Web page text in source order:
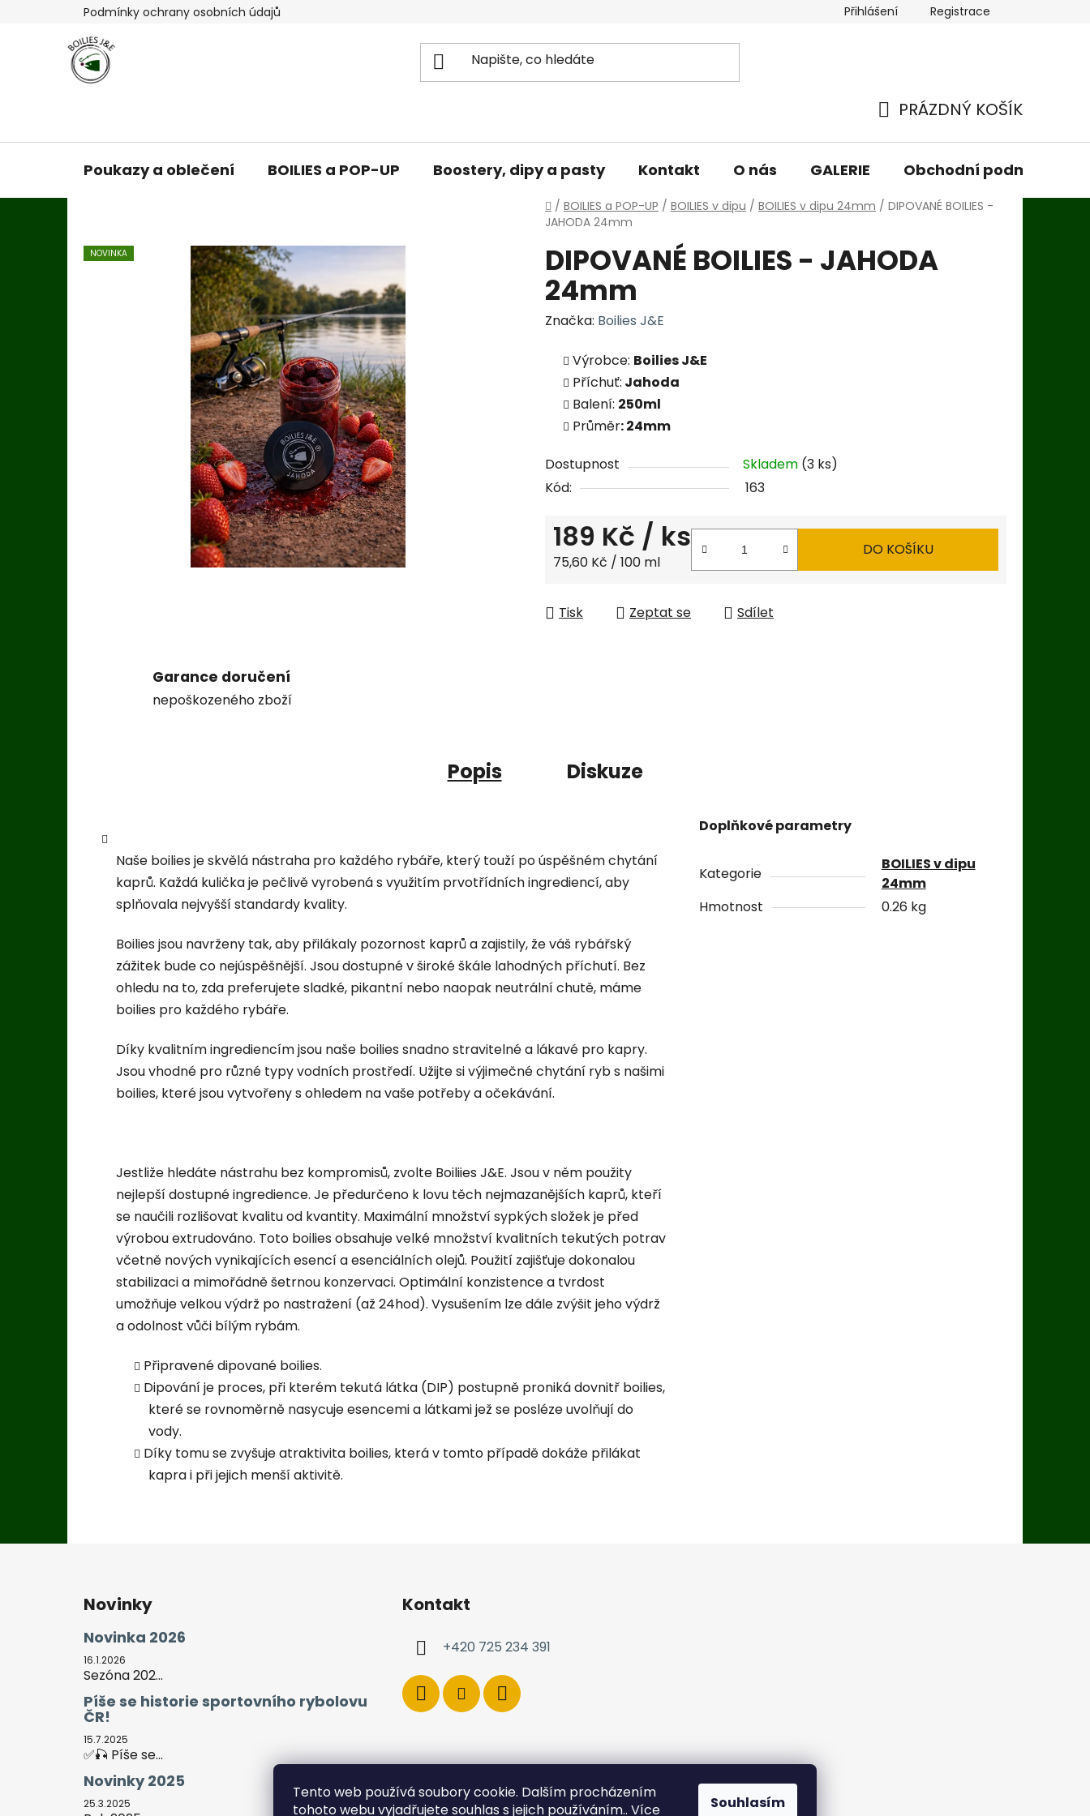
Tento web používá soubory cookie. Dalším procházením
tohoto webu vyjadřujete souhlas s jejich používáním.. Více
Souhlasím
Podmínky ochrany osobních údajů Přihlášení Registrace
KOŠÍK
PRÁZDNÝ KOŠÍK
Poukazy a oblečení BOILIES a POP-UP Boostery, dipy a pasty Kontakt O nás GALERIE Obchodní podmínky
Domů
/ BOILIES a POP-UP / BOILIES v dipu / BOILIES v dipu 24mm / DIPOVANÉ BOILIES -
JAHODA 24mm
DIPOVANÉ BOILIES - JAHODA
24mm
Značka: Boilies J&E
Výrobce: Boilies J&E
Příchuť: Jahoda
Balení: 250ml
Průměr: 24mm
Dostupnost Skladem (3 ks)
Kód:
163
189 Kč / ks
Měrná cena:
75,60 Kč / 100 ml
DO KOŠÍKU
Tisk Zeptat se Sdílet
NOVINKA
Garance doručení
nepoškozeného zboží
Popis Diskuze
Naše boilies je skvělá nástraha pro každého rybáře, který touží po úspěšném chytání
kaprů. Každá kulička je pečlivě vyrobená s využitím prvotřídních ingrediencí, aby
splňovala nejvyšší standardy kvality.
Boilies jsou navrženy tak, aby přilákaly pozornost kaprů a zajistily, že váš rybářský
zážitek bude co nejúspěšnější. Jsou dostupné v široké škále lahodných příchutí. Bez
ohledu na to, zda preferujete sladké, pikantní nebo naopak neutrální chutě, máme
boilies pro každého rybáře.
Díky kvalitním ingrediencím jsou naše boilies snadno stravitelné a lákavé pro kapry.
Jsou vhodné pro různé typy vodních prostředí. Užijte si výjimečné chytání ryb s našimi
boilies, které jsou vytvořeny s ohledem na vaše potřeby a očekávání.
Jestliže hledáte nástrahu bez kompromisů, zvolte Boiliies J&E. Jsou v něm použity
nejlepší dostupné ingredience. Je předurčeno k lovu těch nejmazanějších kaprů, kteří
se naučili rozlišovat kvalitu od kvantity. Maximální množství sypkých složek je před
výrobou extrudováno. Toto boilies obsahuje velké množství kvalitních tekutých potrav
včetně nových vynikajících esencí a esenciálních olejů. Použití zajišťuje dokonalou
stabilizaci a mimořádně šetrnou konzervaci. Optimální konzistence a tvrdost
umožňuje velkou výdrž po nastražení (až 24hod). Vysušením lze dále zvýšit jeho výdrž
a odolnost vůči bílým rybám.
Připravené dipované boilies.
Dipování je proces, při kterém tekutá látka (DIP) postupně proniká dovnitř boilies,
které se rovnoměrně nasycuje esencemi a látkami jež se posléze uvolňují do
vody.
Díky tomu se zvyšuje atraktivita boilies, která v tomto případě dokáže přilákat
kapra i při jejich menší aktivitě.
Doplňkové parametry
Kategorie
BOILIES v dipu
24mm
Hmotnost
0.26 kg
Novinky
Novinka 2026
16.1.2026
Sezóna 202...
Píše se historie sportovního rybolovu
ČR!
15.7.2025
✅🎣 Píše se...
Novinky 2025
25.3.2025
Kontakt
+420 725 234 391